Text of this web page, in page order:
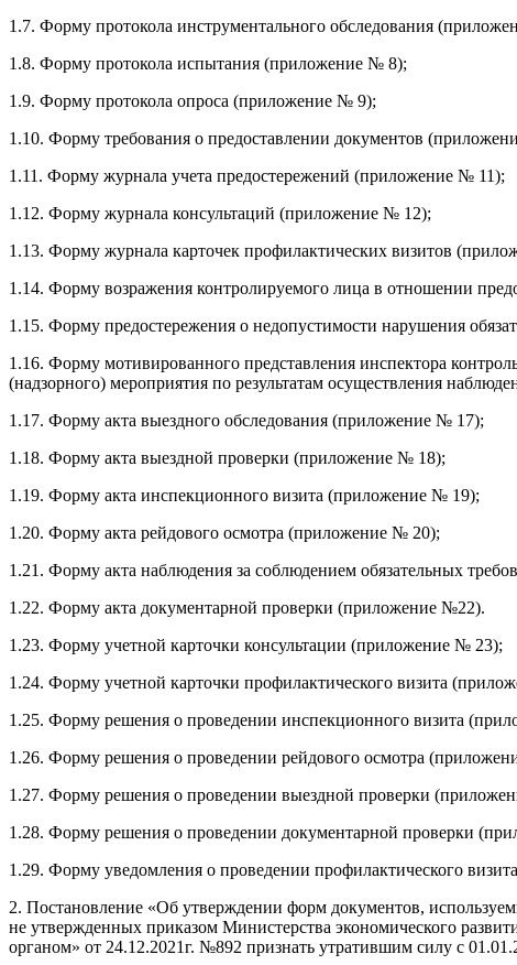
1.7. Форму протокола инструментального обследования
1.8. Форму протокола испытания (приложение № 8);
1.9. Форму протокола опроса (приложение № 9);
1.10. Форму требования о предоставлении документов
1.11. Форму журнала учета предостережений (приложение № 11);
1.12. Форму журнала консультаций (приложение № 12);
1.13. Форму журнала карточек профилактических визитов
1.14. Форму возражения контролируемого лица в отношении
1.15. Форму предостережения о недопустимости нарушения
1.16. Форму мотивированного представления инспектора
(надзорного) мероприятия по результатам осуществления
1.17. Форму акта выездного обследования (приложение № 17);
1.18. Форму акта выездной проверки (приложение № 18);
1.19. Форму акта инспекционного визита (приложение № 19);
1.20. Форму акта рейдового осмотра (приложение № 20);
1.21. Форму акта наблюдения за соблюдением обязательных
1.22. Форму акта документарной проверки (приложение №22).
1.23. Форму учетной карточки консультации (приложение № 23);
1.24. Форму учетной карточки профилактического визита
1.25. Форму решения о проведении инспекционного визита
1.26. Форму решения о проведении рейдового осмотра
1.27. Форму решения о проведении выездной проверки
1.28. Форму решения о проведении документарной проверки
1.29. Форму уведомления о проведении профилактического
2. Постановление «Об утверждении форм документов,
не утвержденных приказом Министерства экономического
органом» от 24.12.2021г. №892 признать утратившим силу с